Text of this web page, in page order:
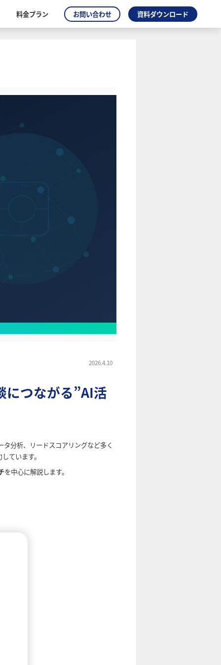
料金プラン お問い合わせ 資料ダウンロード
2026.4.10
つながる”AI活
分析、リードスコアリングなど多く
ています。
を中心に解説します。